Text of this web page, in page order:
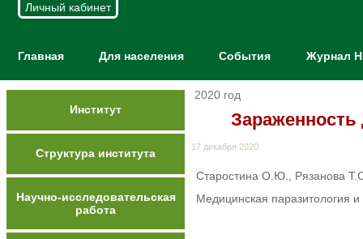
Личный кабинет
Главная Для населения События Журнал
Институт
Структура института
Научно-исследовательская
работа
2020 год
17 декабря 2020
Старостина О.Ю., Рязанова
Медицинская паразитология